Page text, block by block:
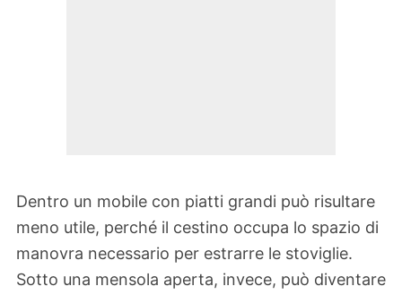
Dentro un mobile con piatti grandi può risultare
meno utile, perché il cestino occupa lo spazio di
manovra necessario per estrarre le stoviglie.
Sotto una mensola aperta, invece, può diventare